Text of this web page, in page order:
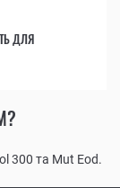
ДЛЯ
300 та Mut Eod.